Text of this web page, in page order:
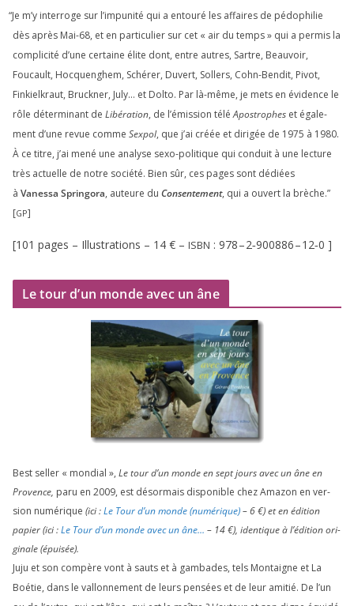
“Je m’y inter­roge sur l’impunité qui a entou­ré les affaires de pédo­phi­lie
dès après Mai-68, et en par­ti­cu­lier sur cet « air du temps » qui a per­mis la
com­pli­ci­té d’une cer­taine élite dont, entre autres, Sartre, Beauvoir,
Foucault, Hocquenghem, Schérer, Duvert, Sollers, Cohn-Bendit, Pivot,
Finkielkraut, Bruckner, July… et Dolto. Par là-même, je mets en évi­dence le
rôle déter­mi­nant de Libération, de l’émission téléApostrophes et éga­le­
ment d’une revue comme Sexpol, que j’ai créée et diri­gée de 1975 à 1980.
À ce titre, j’ai mené une ana­lyse sexo-poli­tique qui conduit à une lec­ture
très actuelle de notre socié­té. Bien sûr, ces pages sont dédiées
à Vanessa Springora, auteure du Consentement, qui a ouvert la brèche.”
[GP]
[101 pages – Illustrations – 14 € – ISBN : 978–2‑900886–12‑0 ]
Le tour d’un monde avec un âne
Best sel­ler « mon­dial », Le tour d’un monde en sept jours avec un âne en
Provence, paru en 2009, est désor­mais dis­po­nible chez Amazon en ver­
sion numé­rique (ici :Le Tour d’un monde (numé­rique)–6€) et en édi­tion
papier (ici :Le Tour d’un monde avec un âne… – 14€), iden­tique à l’é­di­tion ori­
gi­nale (épui­sée).
Juju et son com­père vont à sauts et à gam­bades, tels Montaigne et La
Boétie, dans le val­lon­ne­ment de leurs pen­sées et de leur ami­tié. De l’un